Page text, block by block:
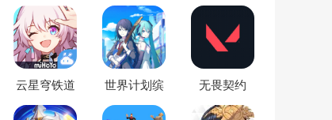
云星穹铁道
世界计划缤
无畏契约